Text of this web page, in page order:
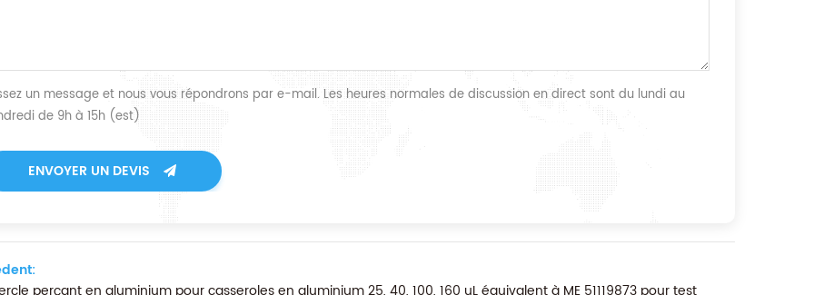
un message et nous vous répondrons par e-mail. Les heures normales de discussion en direct sont du lundi au
de 9h à 15h (est)
ENVOYER UN DEVIS